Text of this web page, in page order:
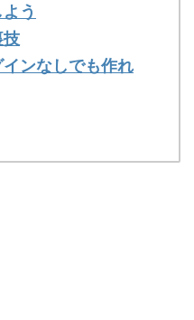
う
技
ンなしでも作れ